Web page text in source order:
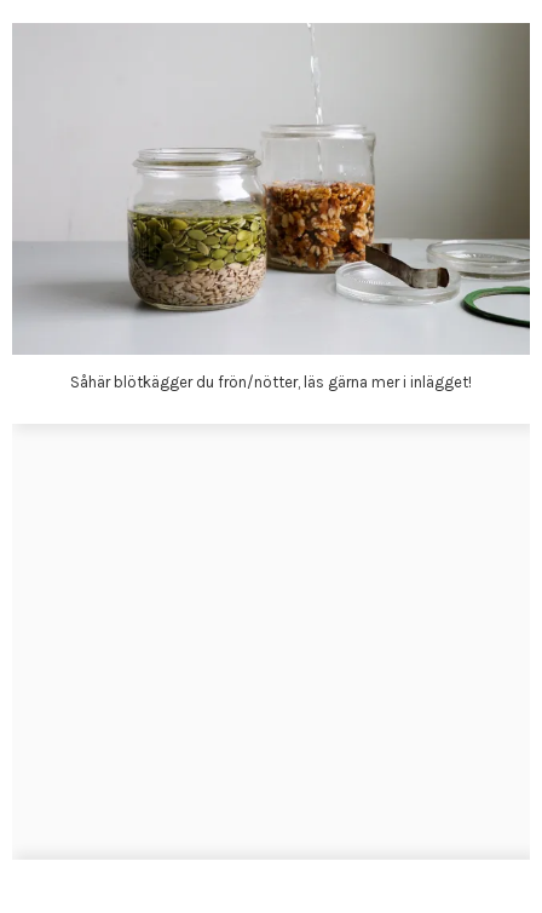
Såhär blötkägger du frön/nötter, läs gärna mer i inlägget!